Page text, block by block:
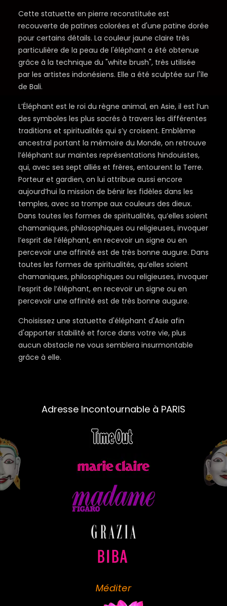
Cette statuette en pierre reconstituée est
recouverte de patines colorées et d'une patine dorée
pour certains détails. La couleur jaune claire très
particulière de la peau de l'éléphant a été obtenue
grâce à la technique du "white brush", très utilisée
par les artistes indonésiens. Elle a été sculptée sur l'île
de Bali.
L’Éléphant est le roi du règne animal, en Asie, il est l’un
des symboles les plus sacrés à travers les différentes
traditions et spiritualités qui s’y croisent. Emblème
ancestral portant la mémoire du Monde, on retrouve
l’éléphant sur maintes représentations hindouistes,
qui, avec ses sept alliés et frères, entourent la Terre.
Porteur et gardien, on lui attribue aussi encore
aujourd’hui la mission de bénir les fidèles dans les
temples, avec sa trompe aux couleurs des dieux.
Dans toutes les formes de spiritualités, qu’elles soient
chamaniques, philosophiques ou religieuses, invoquer
l’esprit de l’éléphant, en recevoir un signe ou en
percevoir une affinité est de très bonne augure. Dans
toutes les formes de spiritualités, qu’elles soient
chamaniques, philosophiques ou religieuses, invoquer
l’esprit de l’éléphant, en recevoir un signe ou en
percevoir une affinité est de très bonne augure.
Choisissez une statuette d'éléphant d'Asie afin
d'apporter stabilité et force dans votre vie, plus
aucun obstacle ne vous semblera insurmontable
grâce à elle.
Adresse Incontournable à PARIS
Méditer